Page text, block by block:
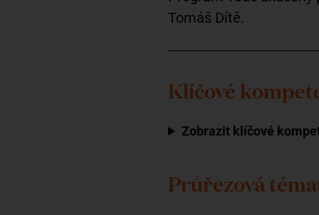
Tomáš Dítě.
Klíčové
Zobrazit klíčové
Průřezová